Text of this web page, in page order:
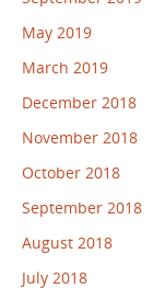
May 2019
March 2019
December 2018
November 2018
October 2018
September 2018
August 2018
July 2018